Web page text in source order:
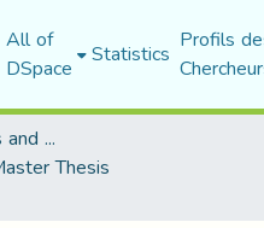
All of
DSpace Statistics Profils
Faculty of Humanities and Social Sciences
Thesis